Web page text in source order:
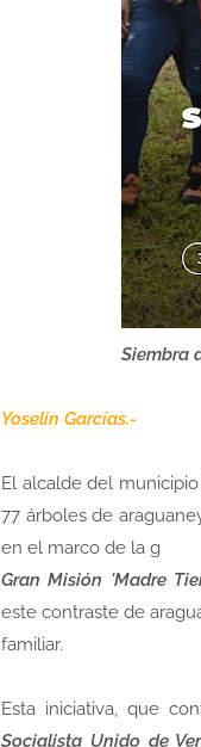
Siembra
Yoselin Garcías.-
El alcalde del municipio
77 árboles de
en el marco de la g
Gran Misión 'Madre
este contraste de
familiar.
Esta iniciativa, que
Socialista Unido de